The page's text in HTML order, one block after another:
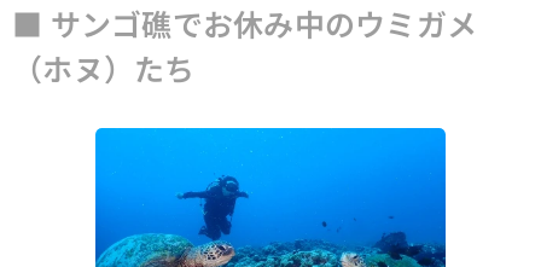
■ サンゴ礁でお休み中のウミガメ
（ホヌ）たち